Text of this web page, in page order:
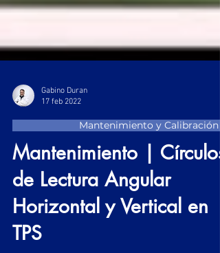
Gabino Duran
17 feb 2022
Mantenimiento y Calibración
Mantenimiento | Círculos
de Lectura Angular